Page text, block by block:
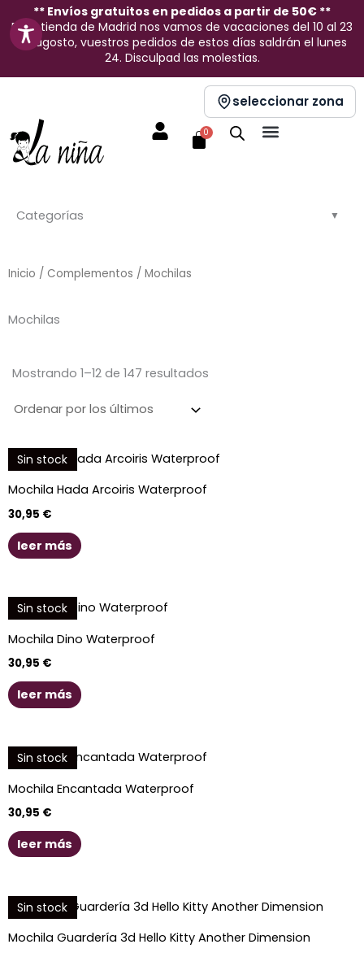
contenido
** Envíos gratuitos en pedidos a partir de 50€ **
En la tienda de Madrid nos vamos de vacaciones del 10 al 23
de agosto, vuestros pedidos de estos días saldrán el lunes
24. Disculpad las molestias.
seleccionar zona
0
Carrito
Categorías
Inicio / Complementos / Mochilas
Mochilas
Mostrando 1–12 de 147 resultados
Sin stock
Mochila Hada Arcoiris Waterproof
30,95 €
leer más
Sin stock
Mochila Dino Waterproof
30,95 €
leer más
Sin stock
Mochila Encantada Waterproof
30,95 €
leer más
Sin stock
Mochila Guardería 3d Hello Kitty Another Dimension